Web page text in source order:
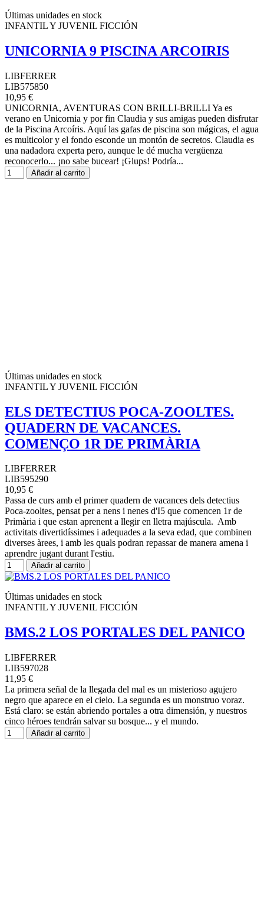
Últimas unidades en stock
INFANTIL Y JUVENIL FICCIÓN
UNICORNIA 9 PISCINA ARCOIRIS
LIBFERRER
LIB575850
10,95 €
UNICORNIA, AVENTURAS CON BRILLI-BRILLI Ya es
verano en Unicornia y por fin Claudia y sus amigas pueden disfrutar
de la Piscina Arcoíris. Aquí las gafas de piscina son mágicas, el agua
es multicolor y el fondo esconde un montón de secretos. Claudia es
una nadadora experta pero, aunque le dé mucha vergüenza
reconocerlo... ¡no sabe bucear! ¡Glups! Podría...
Añadir al carrito
Últimas unidades en stock
INFANTIL Y JUVENIL FICCIÓN
ELS DETECTIUS POCA-ZOOLTES.
QUADERN DE VACANCES.
COMENÇO 1R DE PRIMÀRIA
LIBFERRER
LIB595290
10,95 €
Passa de curs amb el primer quadern de vacances dels detectius
Poca-zooltes, pensat per a nens i nenes d'I5 que comencen 1r de
Primària i que estan aprenent a llegir en lletra majúscula. Amb
activitats divertidíssimes i adequades a la seva edad, que combinen
diverses àrees, i amb les quals podran repassar de manera amena i
aprendre jugant durant l'estiu.
Añadir al carrito
Últimas unidades en stock
INFANTIL Y JUVENIL FICCIÓN
BMS.2 LOS PORTALES DEL PANICO
LIBFERRER
LIB597028
11,95 €
La primera señal de la llegada del mal es un misterioso agujero
negro que aparece en el cielo. La segunda es un monstruo voraz.
Está claro: se están abriendo portales a otra dimensión, y nuestros
cinco héroes tendrán salvar su bosque... y el mundo.
Añadir al carrito